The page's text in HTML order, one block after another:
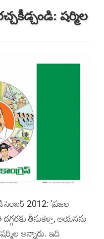
షర్మిల
2012: 'ప్రజల
తీసుకెళ్తా, ఆయనను
అన్నారు. ఇది